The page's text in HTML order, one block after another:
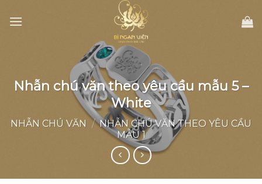
Nhẫn chú văn theo yêu cầu mẫu 5 –
White
NHẪN CHÚ VĂN / NHẪN CHÚ VĂN THEO YÊU CẦU
MẪU 1